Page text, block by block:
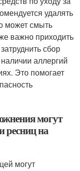
удалять
может смыть
важно приходить
сбор
аллергий
Это помогает
могут
ресниц на
могут